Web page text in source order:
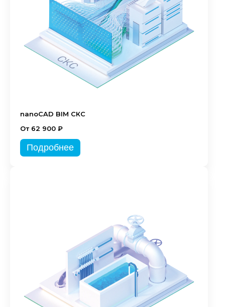
nanoCAD BIM СКС
От 62 900 ₽
Подробнее